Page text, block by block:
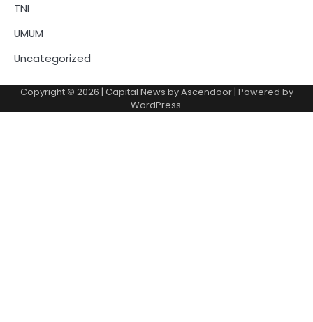
TNI
UMUM
Uncategorized
Copyright © 2026 | Capital News byAscendoor| Powered by
WordPress.